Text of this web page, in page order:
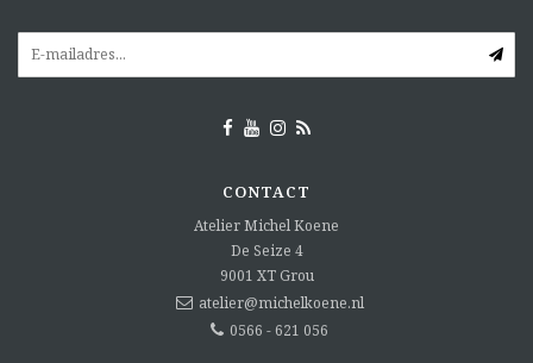
CONTACT
Atelier Michel Koene
De Seize 4
9001 XT Grou
atelier@michelkoene.nl
0566 - 621 056